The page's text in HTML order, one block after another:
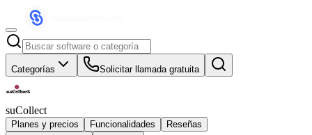
Categorías Solicitar llamada gratuita
suCollect
Planes y precios Funcionalidades
Reseñas